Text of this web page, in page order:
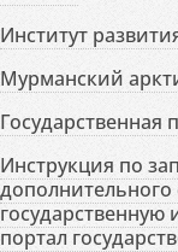
Институт
Мурманский
Государственная
Инструкция по
портал